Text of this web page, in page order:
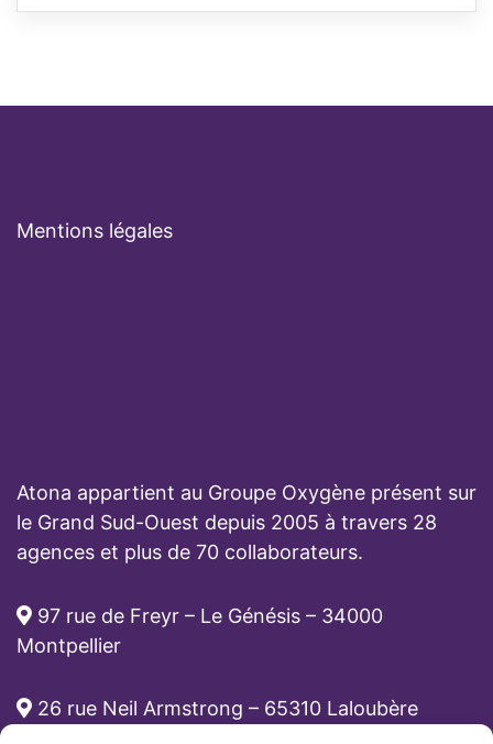
Mentions légales
Atona appartient au Groupe Oxygène présent sur
le Grand Sud-Ouest depuis 2005 à travers 28
agences et plus de 70 collaborateurs.
97 rue de Freyr – Le Génésis – 34000
Montpellier
26 rue Neil Armstrong – 65310 Laloubère